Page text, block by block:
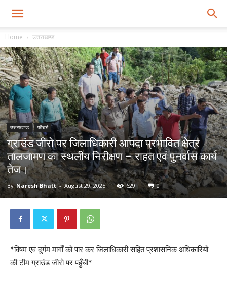
Home उत्तराखण्ड
उत्तराखण्ड फीचर्ड
ग्राउंड जीरो पर जिलाधिकारी आपदा प्रभावित क्षेत्र
तालजामण का स्थलीय निरीक्षण – राहत एवं पुनर्वास कार्य
तेज।
By Naresh Bhatt - August 29, 2025 629 0
*विषम एवं दुर्गम मार्गों को पार कर जिलाधिकारी सहित प्रशासनिक अधिकारियों
की टीम ग्राउंड जीरो पर पहुँची*